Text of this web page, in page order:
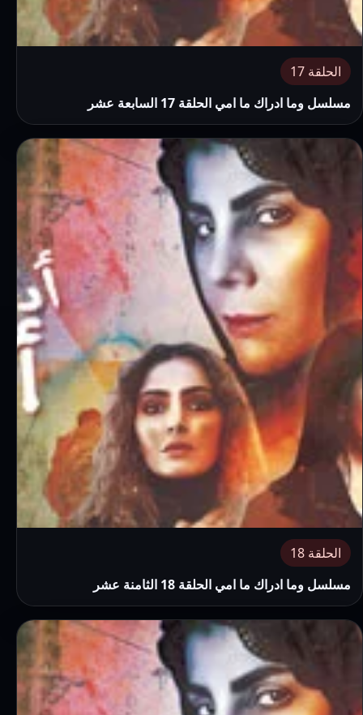
الحلقة 17
مسلسل وما ادراك ما امي الحلقة 17 السابعة عشر
الحلقة 18
مسلسل وما ادراك ما امي الحلقة 18 الثامنة عشر